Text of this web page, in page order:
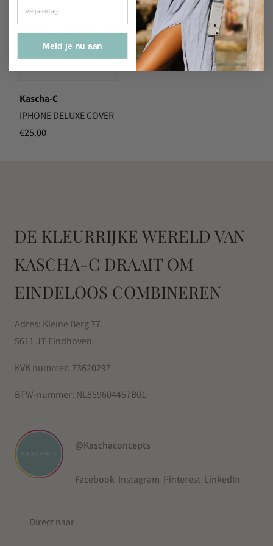
Kascha-C
IPHONE DELUXE COVER
€25.00
DE KLEURRIJKE WERELD VAN
KASCHA-C DRAAIT OM
EINDELOOS COMBINEREN
Adres: Kleine Berg 77,
5611 JT Eindhoven
KVK nummer: 73620297
BTW-nummer: NL859604457B01
@Kaschaconcepts
Facebook Instagram Pinterest LinkedIn
Direct naar
Verjaardag
Meld je nu aan